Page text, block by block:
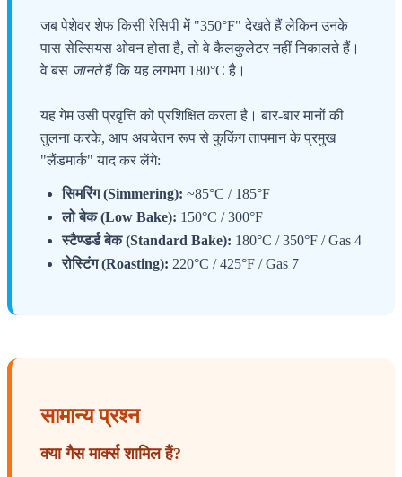
जब पेशेवर शेफ किसी रेसिपी में "350°F" देखते हैं लेकिन उनके
पास सेल्सियस ओवन होता है, तो वे कैलकुलेटर नहीं निकालते हैं।
वे बस जानतेहैं कि यह लगभग 180°C है।
यह गेम उसी प्रवृत्ति को प्रशिक्षित करता है। बार-बार मानों की
तुलना करके, आप अवचेतन रूप से कुकिंग तापमान के प्रमुख
"लैंडमार्क" याद कर लेंगे:
सिमरिंग (Simmering): ~85°C / 185°F
लो बेक (Low Bake): 150°C / 300°F
स्टैण्डर्ड बेक (Standard Bake): 180°C / 350°F / Gas 4
रोस्टिंग (Roasting): 220°C / 425°F / Gas 7
सामान्य प्रश्न
क्या गैस मार्क्स शामिल हैं?